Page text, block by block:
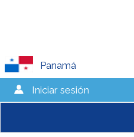
Panamá
Iniciar sesión